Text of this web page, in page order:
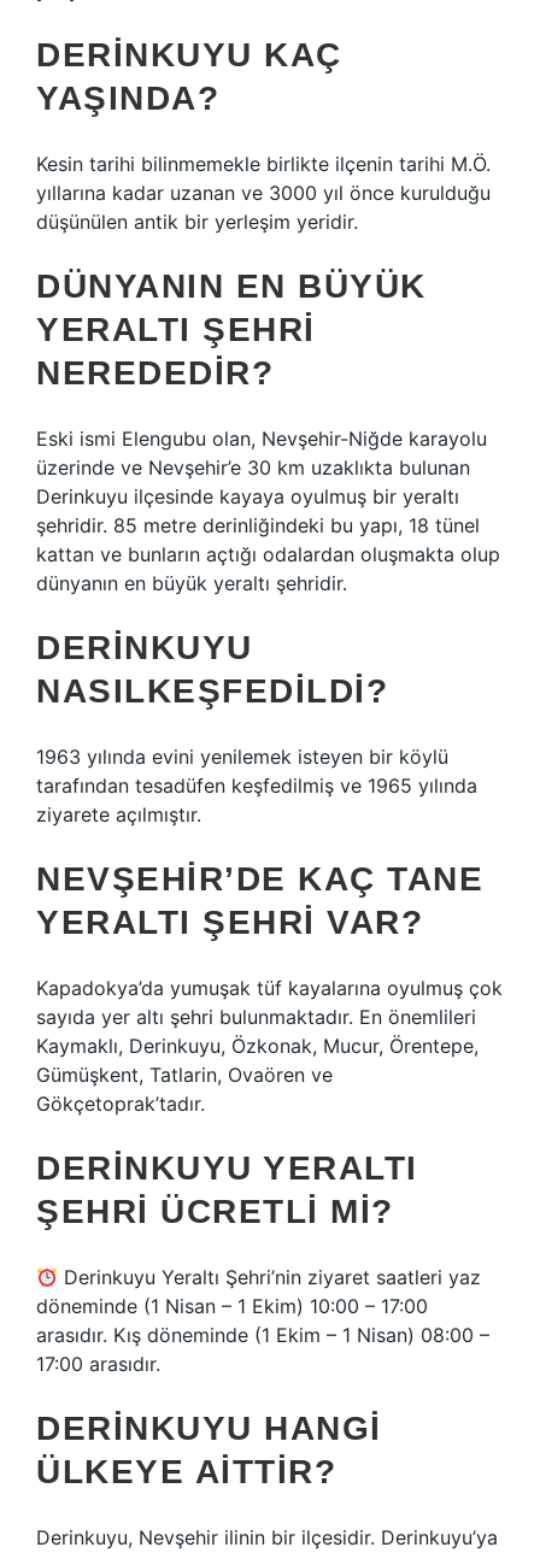
DERINKUYU KAÇ
YAŞINDA?
Kesin tarihi bilinmemekle birlikte ilçenin tarihi M.Ö.
yıllarına kadar uzanan ve 3000 yıl önce kurulduğu
düşünülen antik bir yerleşim yeridir.
DÜNYANIN EN BÜYÜK
YERALTI ŞEHRI
NEREDEDIR?
Eski ismi Elengubu olan, Nevşehir-Niğde karayolu
üzerinde ve Nevşehir’e 30 km uzaklıkta bulunan
Derinkuyu ilçesinde kayaya oyulmuş bir yeraltı
şehridir. 85 metre derinliğindeki bu yapı, 18 tünel
kattan ve bunların açtığı odalardan oluşmakta olup
dünyanın en büyük yeraltı şehridir.
DERINKUYU
NASILKEŞFEDILDI?
1963 yılında evini yenilemek isteyen bir köylü
tarafından tesadüfen keşfedilmiş ve 1965 yılında
ziyarete açılmıştır.
NEVŞEHIR’DE KAÇ TANE
YERALTI ŞEHRI VAR?
Kapadokya’da yumuşak tüf kayalarına oyulmuş çok
sayıda yer altı şehri bulunmaktadır. En önemlileri
Kaymaklı, Derinkuyu, Özkonak, Mucur, Örentepe,
Gümüşkent, Tatlarin, Ovaören ve
Gökçetoprak’tadır.
DERINKUYU YERALTI
ŞEHRI ÜCRETLI MI?
Derinkuyu Yeraltı Şehri’nin ziyaret saatleri yaz
döneminde (1 Nisan – 1 Ekim) 10:00 – 17:00
arasıdır. Kış döneminde (1 Ekim – 1 Nisan) 08:00 –
17:00 arasıdır.
DERINKUYU HANGI
ÜLKEYE AITTIR?
Derinkuyu, Nevşehir ilinin bir ilçesidir. Derinkuyu’ya